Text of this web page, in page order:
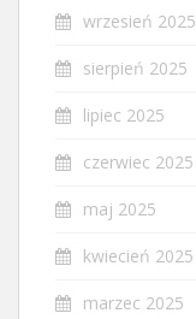
wrzesień 2025
sierpień 2025
lipiec 2025
czerwiec 2025
maj 2025
kwiecień 2025
marzec 2025